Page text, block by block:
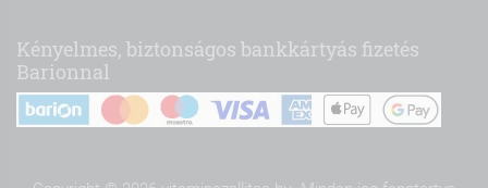
Kényelmes, biztonságos bankkártyás fizetés
Barionnal